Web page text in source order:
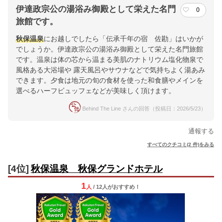
伊達政宗公の湯浴み御殿として栄えた名門
旅館です。
0
秋保温泉にお越しでしたら「伝承千年の宿 佐勘」はいかが
でしょうか。伊達政宗公の湯浴み御殿として栄えた名門旅館
です。温泉は体の芯から温まる美肌のナトリウム塩化物泉で
風格ある大浴場や 露天風呂やサウナなどで気持ちよく湯あみ
できます。夕食は地元の旬の食材を使った和食膳やメインを
選べるハーフビュッフェなどが美味しく頂けます。
Behind The Line さんの回答（投稿日：2026/5/23）
通報する
すべてのクチコミ(2 件)をみる
[4位] 秋保温泉 秋保グランドホテル
1 人 / 12人がおすすめ！